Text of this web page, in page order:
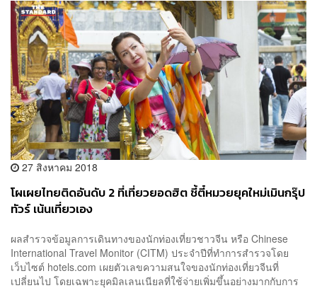
27 สิงหาคม 2018
โผเผยไทยติดอันดับ 2 ที่เที่ยวยอดฮิต ชี้ตี๋หมวยยุคใหม่เมินกรุ๊ป
ทัวร์ เน้นเที่ยวเอง
ผลสำรวจข้อมูลการเดินทางของนักท่องเที่ยวชาวจีน หรือ Chinese
International Travel Monitor (CITM) ประจำปีที่ทำการสำรวจโดย
เว็บไซต์ hotels.com เผยตัวเลขความสนใจของนักท่องเที่ยวจีนที่
เปลี่ยนไป โดยเฉพาะยุคมิลเลนเนียลที่ใช้จ่ายเพิ่มขึ้นอย่างมากกับการ